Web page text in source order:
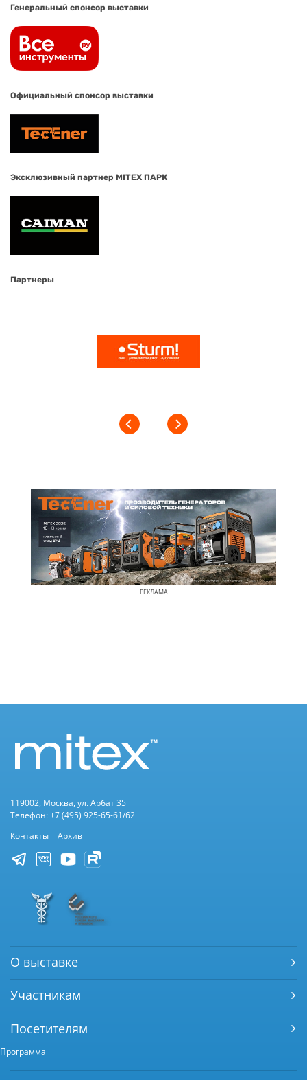
Генеральный спонсор выставки
Официальный спонсор выставки
Эксклюзивный партнер MITEX ПАРК
Партнеры
РЕКЛАМА
119002, Москва, ул. Арбат 35
Телефон: +7 (495) 925-65-61/62
Контакты
Архив
О выставке
Участникам
Посетителям
Программа